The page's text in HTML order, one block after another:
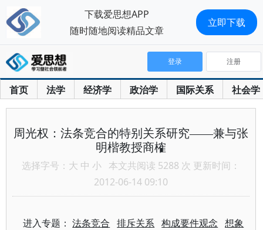
首页 法学 经济学 政治学 国际关系 社会学
登录 注册
周光权：法条竞合的特别关系研究——兼与张
明楷教授商榷
选择字号： 大 中 小 本文共阅读 5288 次 更新时间：
2012-06-14 09:10
进入专题：法条竞合 排斥关系 构成要件观念
想象
下载爱思想APP
随时随地阅读精品文章
立即下载